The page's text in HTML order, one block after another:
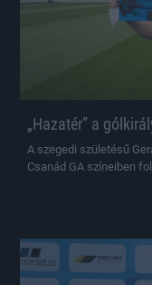
„Hazatér” a
A szegedi születésű
Csanád GA színeiben